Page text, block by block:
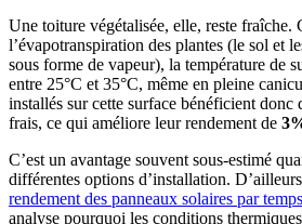
Une toiture végétalisée, elle, reste fraîche.
l’évapotranspiration des plantes (le sol et
sous forme de vapeur), la température de
entre 25°C et 35°C, même en pleine
installés sur cette surface bénéficient donc
frais, ce qui améliore leur rendement de
C’est un avantage souvent sous-estimé
différentes options d’installation.
rendement des panneaux solaires par
analyse pourquoi les conditions